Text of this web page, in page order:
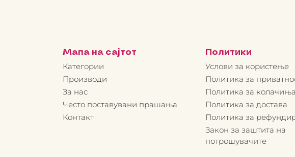
Мапа на сајтот
Категории
Производи
За нас
Често поставувани прашања
Контакт
Политики
Услови за користење
Политика за
Политика за колачиња
Политика за достава
Политика за
Закон за заштита на
потрошувачите